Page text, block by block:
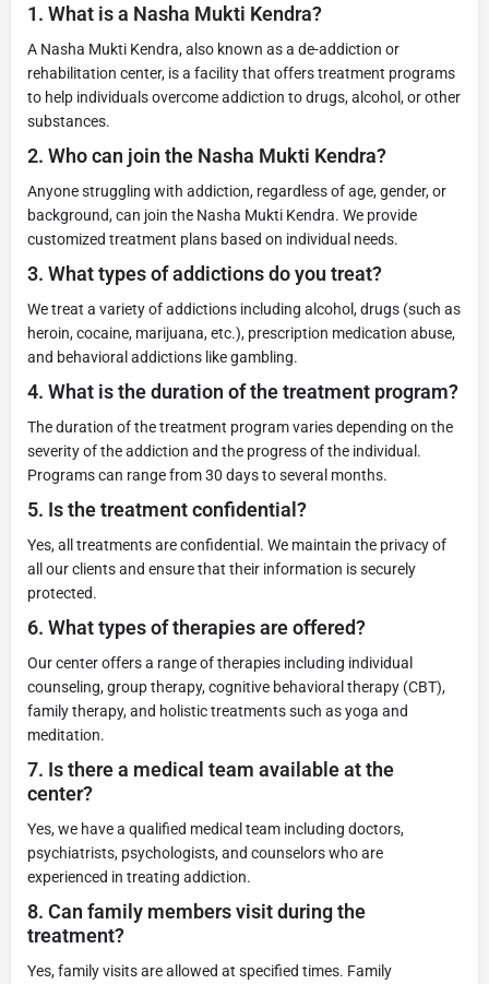
1. What is a Nasha Mukti Kendra?
A Nasha Mukti Kendra, also known as a de-addiction or
rehabilitation center, is a facility that offers treatment programs
to help individuals overcome addiction to drugs, alcohol, or other
substances.
2. Who can join the Nasha Mukti Kendra?
Anyone struggling with addiction, regardless of age, gender, or
background, can join the Nasha Mukti Kendra. We provide
customized treatment plans based on individual needs.
3. What types of addictions do you treat?
We treat a variety of addictions including alcohol, drugs (such as
heroin, cocaine, marijuana, etc.), prescription medication abuse,
and behavioral addictions like gambling.
4. What is the duration of the treatment program?
The duration of the treatment program varies depending on the
severity of the addiction and the progress of the individual.
Programs can range from 30 days to several months.
5. Is the treatment confidential?
Yes, all treatments are confidential. We maintain the privacy of
all our clients and ensure that their information is securely
protected.
6. What types of therapies are offered?
Our center offers a range of therapies including individual
counseling, group therapy, cognitive behavioral therapy (CBT),
family therapy, and holistic treatments such as yoga and
meditation.
7. Is there a medical team available at the
center?
Yes, we have a qualified medical team including doctors,
psychiatrists, psychologists, and counselors who are
experienced in treating addiction.
8. Can family members visit during the
treatment?
Yes, family visits are allowed at specified times. Family